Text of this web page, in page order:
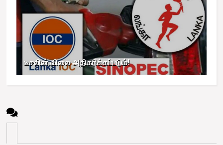
டீசலின் விலை அதிகரிக்கப்படும்!